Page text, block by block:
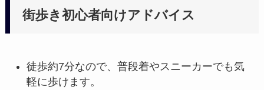
街歩き初心者向けアドバイス
徒歩約7分なので、普段着やスニーカーでも気
軽に歩けます。